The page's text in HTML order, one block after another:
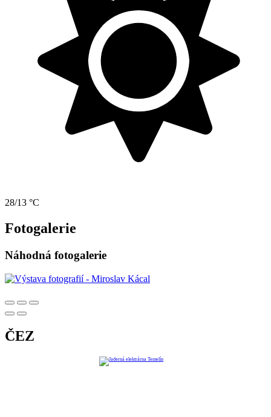
28/13 °C
Fotogalerie
Náhodná fotogalerie
ČEZ